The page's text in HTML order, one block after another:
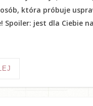
która próbuje
jest dla Ciebie